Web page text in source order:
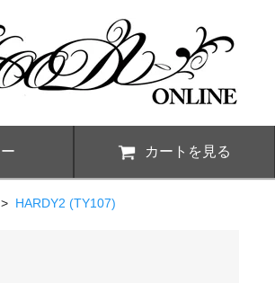
カートを見る
> HARDY2 (TY107)